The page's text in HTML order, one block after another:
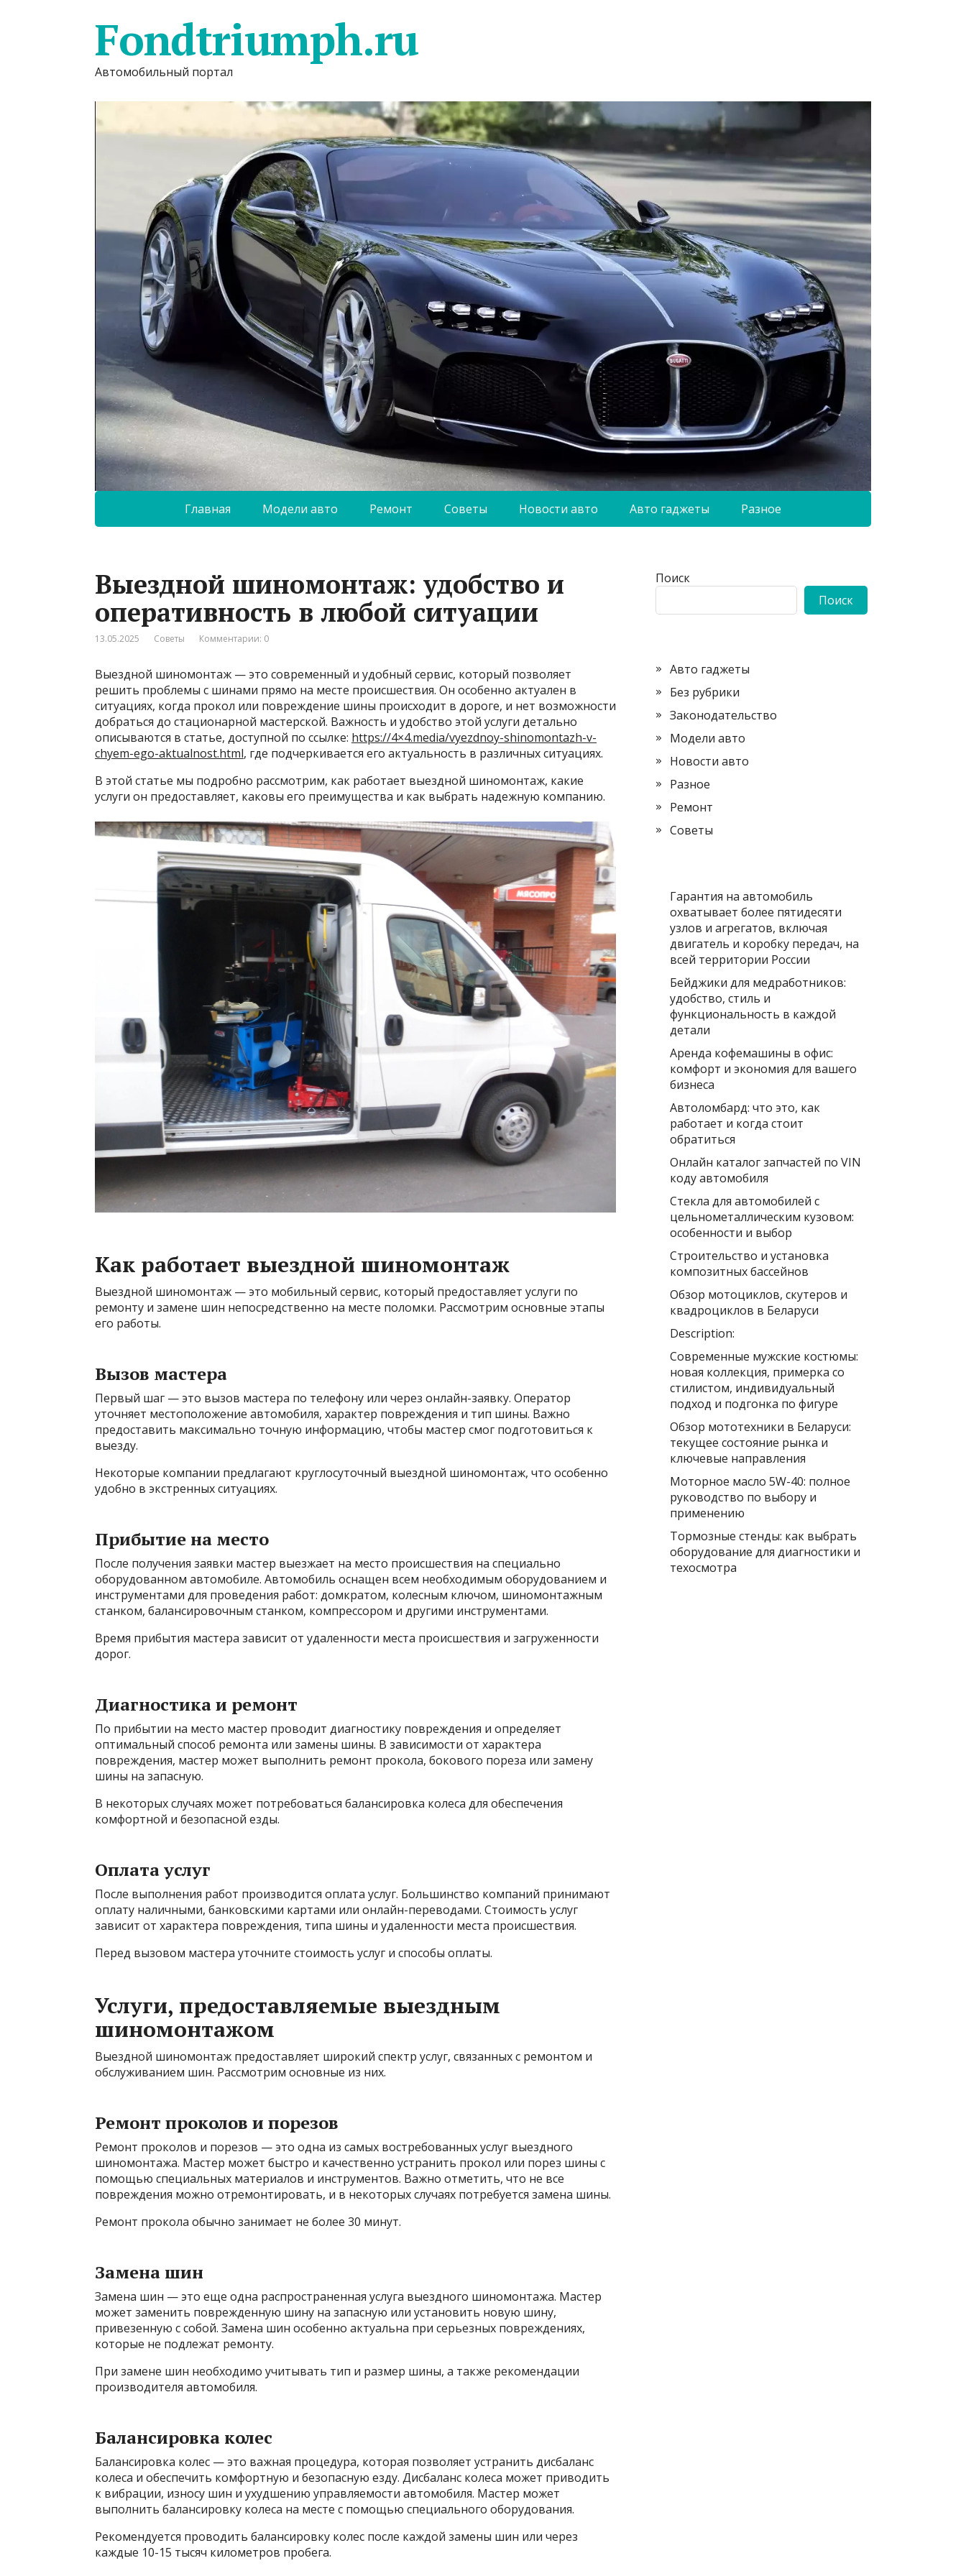
Fondtriumph.ru
Автомобильный портал
Главная Модели авто Ремонт Советы Новости авто Авто гаджеты Разное
Выездной шиномонтаж: удобство и
оперативность в любой ситуации
13.05.2025 Советы Комментарии: 0
Выездной шиномонтаж — это современный и удобный сервис, который позволяет
решить проблемы с шинами прямо на месте происшествия. Он особенно актуален в
ситуациях, когда прокол или повреждение шины происходит в дороге, и нет возможности
добраться до стационарной мастерской. Важность и удобство этой услуги детально
описываются в статье, доступной по ссылке: https://4×4.media/vyezdnoy-shinomontazh-v-
chyem-ego-aktualnost.html, где подчеркивается его актуальность в различных ситуациях.
В этой статье мы подробно рассмотрим, как работает выездной шиномонтаж, какие
услуги он предоставляет, каковы его преимущества и как выбрать надежную компанию.
Как работает выездной шиномонтаж
Выездной шиномонтаж — это мобильный сервис, который предоставляет услуги по
ремонту и замене шин непосредственно на месте поломки. Рассмотрим основные этапы
его работы.
Вызов мастера
Первый шаг — это вызов мастера по телефону или через онлайн-заявку. Оператор
уточняет местоположение автомобиля, характер повреждения и тип шины. Важно
предоставить максимально точную информацию, чтобы мастер смог подготовиться к
выезду.
Некоторые компании предлагают круглосуточный выездной шиномонтаж, что особенно
удобно в экстренных ситуациях.
Прибытие на место
После получения заявки мастер выезжает на место происшествия на специально
оборудованном автомобиле. Автомобиль оснащен всем необходимым оборудованием и
инструментами для проведения работ: домкратом, колесным ключом, шиномонтажным
станком, балансировочным станком, компрессором и другими инструментами.
Время прибытия мастера зависит от удаленности места происшествия и загруженности
дорог.
Диагностика и ремонт
По прибытии на место мастер проводит диагностику повреждения и определяет
оптимальный способ ремонта или замены шины. В зависимости от характера
повреждения, мастер может выполнить ремонт прокола, бокового пореза или замену
шины на запасную.
В некоторых случаях может потребоваться балансировка колеса для обеспечения
комфортной и безопасной езды.
Оплата услуг
После выполнения работ производится оплата услуг. Большинство компаний принимают
оплату наличными, банковскими картами или онлайн-переводами. Стоимость услуг
зависит от характера повреждения, типа шины и удаленности места происшествия.
Перед вызовом мастера уточните стоимость услуг и способы оплаты.
Услуги, предоставляемые выездным
шиномонтажом
Выездной шиномонтаж предоставляет широкий спектр услуг, связанных с ремонтом и
обслуживанием шин. Рассмотрим основные из них.
Ремонт проколов и порезов
Ремонт проколов и порезов — это одна из самых востребованных услуг выездного
шиномонтажа. Мастер может быстро и качественно устранить прокол или порез шины с
помощью специальных материалов и инструментов. Важно отметить, что не все
повреждения можно отремонтировать, и в некоторых случаях потребуется замена шины.
Ремонт прокола обычно занимает не более 30 минут.
Замена шин
Замена шин — это еще одна распространенная услуга выездного шиномонтажа. Мастер
может заменить поврежденную шину на запасную или установить новую шину,
привезенную с собой. Замена шин особенно актуальна при серьезных повреждениях,
которые не подлежат ремонту.
При замене шин необходимо учитывать тип и размер шины, а также рекомендации
производителя автомобиля.
Балансировка колес
Балансировка колес — это важная процедура, которая позволяет устранить дисбаланс
колеса и обеспечить комфортную и безопасную езду. Дисбаланс колеса может приводить
к вибрации, износу шин и ухудшению управляемости автомобиля. Мастер может
выполнить балансировку колеса на месте с помощью специального оборудования.
Рекомендуется проводить балансировку колес после каждой замены шин или через
каждые 10-15 тысяч километров пробега.
Поиск
Поиск
Авто гаджеты
Без рубрики
Законодательство
Модели авто
Новости авто
Разное
Ремонт
Советы
Гарантия на автомобиль
охватывает более пятидесяти
узлов и агрегатов, включая
двигатель и коробку передач, на
всей территории России
Бейджики для медработников:
удобство, стиль и
функциональность в каждой
детали
Аренда кофемашины в офис:
комфорт и экономия для вашего
бизнеса
Автоломбард: что это, как
работает и когда стоит
обратиться
Онлайн каталог запчастей по VIN
коду автомобиля
Стекла для автомобилей с
цельнометаллическим кузовом:
особенности и выбор
Строительство и установка
композитных бассейнов
Обзор мотоциклов, скутеров и
квадроциклов в Беларуси
Description:
Современные мужские костюмы:
новая коллекция, примерка со
стилистом, индивидуальный
подход и подгонка по фигуре
Обзор мототехники в Беларуси:
текущее состояние рынка и
ключевые направления
Моторное масло 5W-40: полное
руководство по выбору и
применению
Тормозные стенды: как выбрать
оборудование для диагностики и
техосмотра